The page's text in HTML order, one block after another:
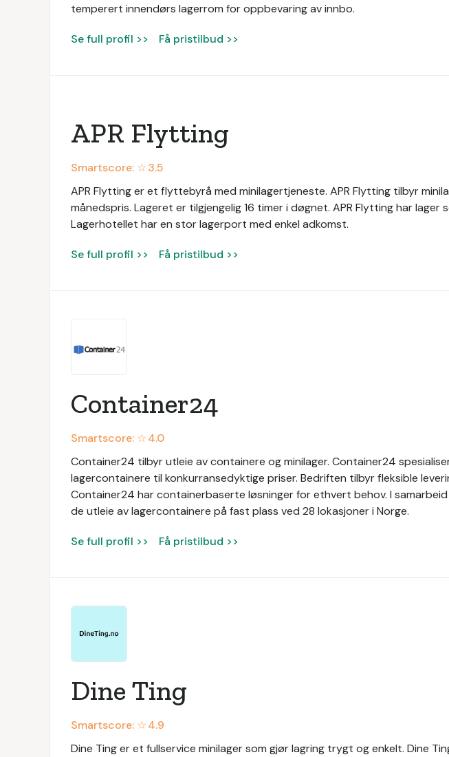
temperert innendørs lagerrom for oppbevaring av innbo.
Se full profil >> Få pristilbud >>
APR Flytting
Smartscore: ☆3.5
APR Flytting er et flyttebyrå med minilagertjeneste. APR Flytting tilbyr
månedspris. Lageret er tilgjengelig 16 timer i døgnet. APR Flytting har
Lagerhotellet har en stor lagerport med enkel adkomst.
Se full profil >> Få pristilbud >>
Container24
Smartscore: ☆4.0
Container24 tilbyr utleie av containere og minilager. Container24
lagercontainere til konkurransedyktige priser. Bedriften tilbyr fleksible
Container24 har containerbaserte løsninger for ethvert behov. I samarbeid
de utleie av lagercontainere på fast plass ved 28 lokasjoner i Norge.
Se full profil >> Få pristilbud >>
Dine Ting
Smartscore: ☆4.9
Dine Ting er et fullservice minilager som gjør lagring trygt og enkelt. Dine